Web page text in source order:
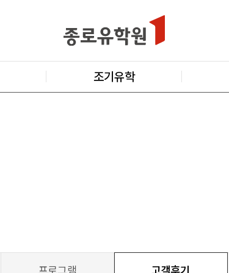
조기유학
프로그램 고객후기